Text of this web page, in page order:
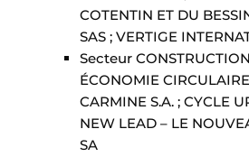
COTENTIN ET DU
SAS ; VERTIGE
Secteur
ÉCONOMIE CIRCULAIRE
CARMINE S.A. ; CYCLE
NEW LEAD – LE
SA